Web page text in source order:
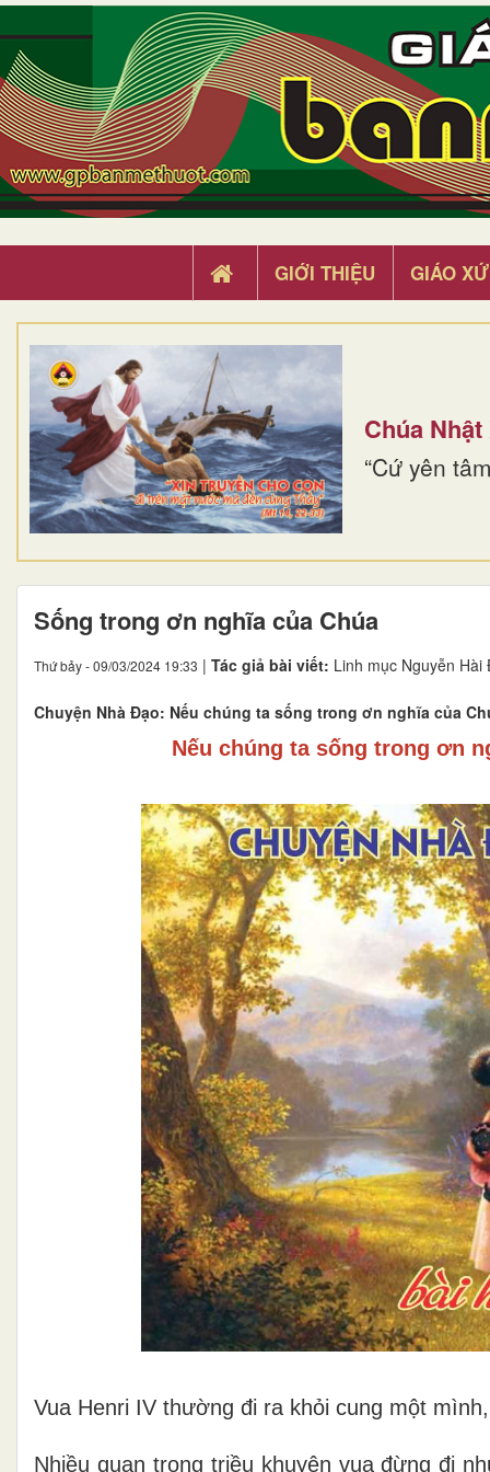
GIỚI THIỆU GIÁO XỨ
Chúa
“Cứ yên
Sống trong ơn nghĩa của Chúa
Thứ bảy - 09/03/2024 19:33 | Tác giả bài viết: Linh mục Nguyễn
Chuyện Nhà Đạo: Nếu chúng ta sống trong ơn nghĩa của
Nếu chúng ta sống trong ơn
Vua Henri IV thường đi ra khỏi cung một
Nhiều quan trong triều khuyên vua đừng đi